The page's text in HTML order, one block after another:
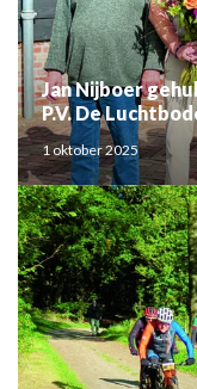
Jan Nijboer
P.V. De
1 oktober 2025